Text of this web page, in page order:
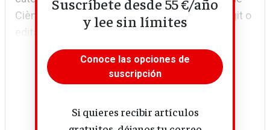
Ciències Polítiques i Sociologia. Ha escrit, dirigit o
Suscríbete desde 55 €/año
y lee sin límites
Conoce las opciones de
suscripción
Si quieres recibir artículos